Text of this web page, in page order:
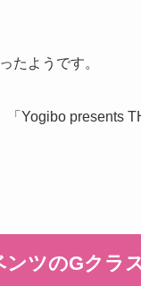
たようです。
Yogibo presents
ンツのGクラ